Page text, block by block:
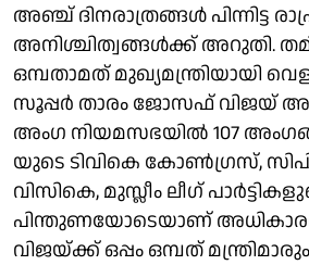
അഞ്ച് ദിനരാത്രങ്ങള്‍ പിന്നിട്ട
അനിശ്ചിത്വങ്ങള്‍ക്ക് അറുതി.
ഒമ്പതാമത് മുഖ്യമന്ത്രിയായി
സൂപ്പര്‍ താരം ജോസഫ് വിജയ്
അംഗ നിയമസഭയില്‍ 107
യുടെ ടിവികെ കോണ്‍ഗ്രസ്,
വിസികെ, മുസ്ലീം ലീഗ്
പിന്തുണയോടെയാണ്
വിജയ്ക്ക് ഒപ്പം ഒമ്പത്